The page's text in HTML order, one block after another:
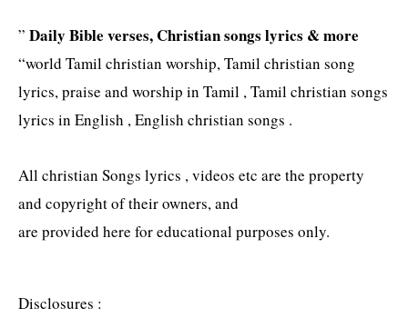
” Daily Bible verses, Christian songs lyrics & more
“world Tamil christian worship, Tamil christian song
lyrics, praise and worship in Tamil , Tamil christian songs
lyrics in English , English christian songs .
All christian Songs lyrics , videos etc are the property
and copyright of their owners, and
are provided here for educational purposes only.
Disclosures :